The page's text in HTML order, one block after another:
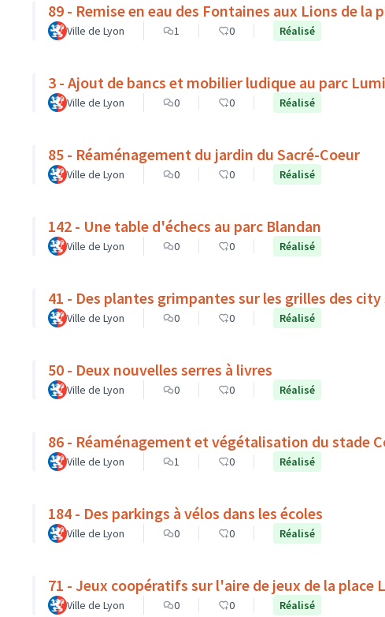
89 - Remise en eau des Fontaines aux Lions de la
Ville de Lyon 1 0 Réalisé
3 - Ajout de bancs et mobilier ludique au parc
Ville de Lyon 0 0 Réalisé
85 - Réaménagement du jardin du Sacré-Coeur
Ville de Lyon 0 0 Réalisé
142 - Une table d'échecs au parc Blandan
Ville de Lyon 0 0 Réalisé
41 - Des plantes grimpantes sur les grilles des city
Ville de Lyon 0 0 Réalisé
50 - Deux nouvelles serres à livres
Ville de Lyon 0 0 Réalisé
86 - Réaménagement et végétalisation du stade
Ville de Lyon 1 0 Réalisé
184 - Des parkings à vélos dans les écoles
Ville de Lyon 0 0 Réalisé
71 - Jeux coopératifs sur l'aire de jeux de la place
Ville de Lyon 0 0 Réalisé